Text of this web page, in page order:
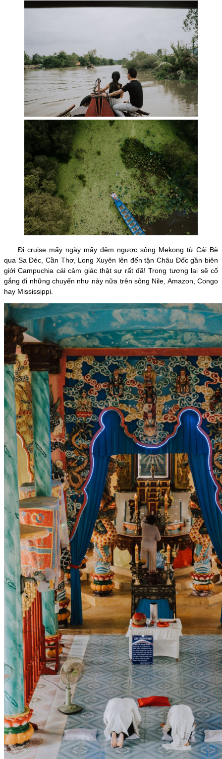
Đi cruise mấy ngày mấy đêm ngược sông Mekong từ Cái Bè
qua Sa Đéc, Cần Thơ, Long Xuyên lên đến tận Châu Đốc gần biên
giới Campuchia cái cảm giác thật sự rất đã! Trong tương lai sẽ cố
gắng đi những chuyến như này nữa trên sông Nile, Amazon, Congo
hay Mississippi.